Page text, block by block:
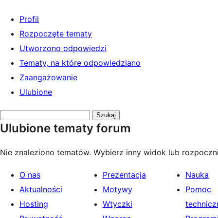
Profil
Rozpoczęte tematy
Utworzono odpowiedzi
Tematy, na które odpowiedziano
Zaangażowanie
Ulubione
tematy:
Ulubione tematy forum
Nie znaleziono tematów. Wybierz inny widok lub
O nas
Aktualności
Hosting
Prezentacja
Motywy
Wtyczki
Nauka
Pomoc